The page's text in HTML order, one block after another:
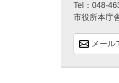
Tel：048-
市役所本庁
メール